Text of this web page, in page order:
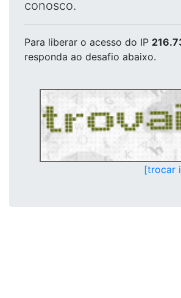
conosco.
Para liberar o acesso do IP
responda ao desafio abaixo.
[trocar